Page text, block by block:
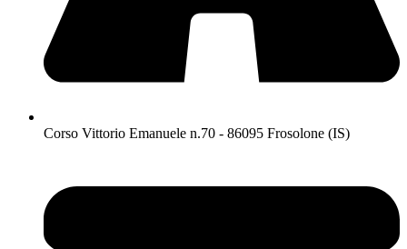
Corso Vittorio Emanuele n.70 - 86095 Frosolone (IS)